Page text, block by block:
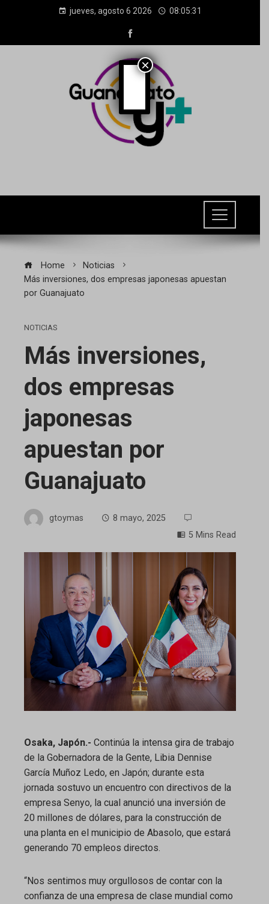
jueves, agosto 6 2026 08:05:33
Home
Noticias
Más inversiones, dos empresas japonesas apuestan
por Guanajuato
NOTICIAS
Más inversiones,
dos empresas
japonesas
apuestan por
Guanajuato
gtoymas
8 mayo, 2025
5 Mins Read
Osaka, Japón.- Continúa la intensa gira de trabajo
de la Gobernadora de la Gente, Libia Dennise
García Muñoz Ledo, en Japón; durante esta
jornada sostuvo un encuentro con directivos de la
empresa Senyo, la cual anunció una inversión de
20 millones de dólares, para la construcción de
una planta en el municipio de Abasolo, que estará
generando 70 empleos directos.
“Nos sentimos muy orgullosos de contar con la
confianza de una empresa de clase mundial como
×